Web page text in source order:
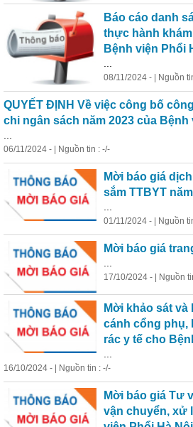
Báo cáo danh
thực hành
Bệnh viện Phổi
08/11/2024 - | Nguồn
QUYẾT ĐỊNH Về việc công bố
chi ngân sách năm 2023 của Bệnh
06/11/2024 - | Nguồn tin : -/-
Mời báo giá
sắm TTBYT
01/11/2024 - | Nguồn
Mời báo giá
17/10/2024 - | Nguồn
Mời khảo sát
cánh cổng phụ,
rácy tế cho
...
16/10/2024 - | Nguồn tin : -/-
Mời báo giá Tư
vận chuyển, xử